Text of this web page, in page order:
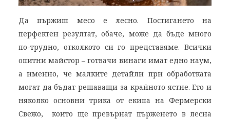
Да пържиш месо е лесно. Постигането на
перфектен резултат, обаче, може да бъде много
по-трудно, отколкото си го представяме. Всички
опитни майстор – готвачи винаги имат едно наум,
а именно, че малките детайли при обработката
могат да бъдат решаващи за крайното ястие. Ето и
няколко основни трика от екипа на Фермерски
Свежо, които ще превърнат пърженето в лесна